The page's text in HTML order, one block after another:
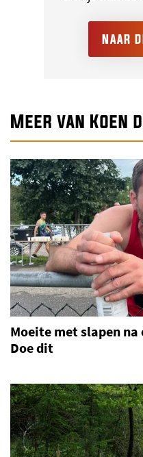
NAAR
Meer van Koen
Moeite met slapen
Doe dit